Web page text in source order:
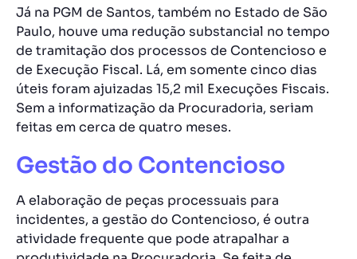
Já na PGM de Santos, também no Estado de São
Paulo, houve uma redução substancial no tempo
de tramitação dos processos de Contencioso e
de Execução Fiscal. Lá, em somente cinco dias
úteis foram ajuizadas 15,2 mil Execuções Fiscais.
Sem a informatização da Procuradoria, seriam
feitas em cerca de quatro meses.
Gestão do Contencioso
A elaboração de peças processuais para
incidentes, a gestão do Contencioso, é outra
atividade frequente que pode atrapalhar a